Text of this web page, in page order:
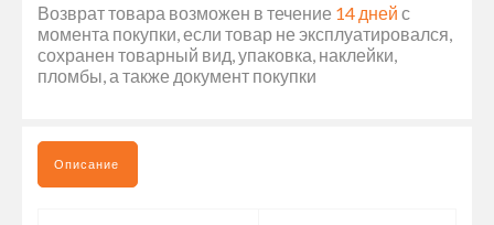
Возврат товара возможен в течение 14 дней с
момента покупки, если товар не эксплуатировался,
сохранен товарный вид, упаковка, наклейки,
пломбы, а также документ покупки
Описание